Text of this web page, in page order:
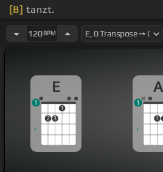
[B] tanzt.
Babybiene, [E]zum zum
zum zum, guck mal
120BPM
E
2 3
1
1
A
1
1